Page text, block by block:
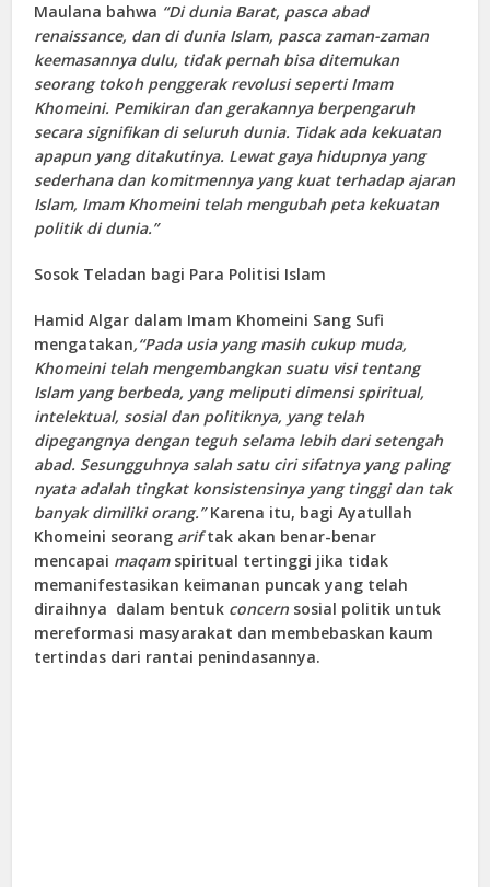
Maulana bahwa “Di dunia Barat, pasca abad
renaissance, dan di dunia Islam, pasca zaman-zaman
keemasannya dulu, tidak pernah bisa ditemukan
seorang tokoh penggerak revolusi seperti Imam
Khomeini. Pemikiran dan gerakannya berpengaruh
secara signifikan di seluruh dunia. Tidak ada kekuatan
apapun yang ditakutinya. Lewat gaya hidupnya yang
sederhana dan komitmennya yang kuat terhadap ajaran
Islam, Imam Khomeini telah mengubah peta kekuatan
politik di dunia.”
Sosok Teladan bagi Para Politisi Islam
Hamid Algar dalam Imam Khomeini Sang Sufi
mengatakan,“Pada usia yang masih cukup muda,
Khomeini telah mengembangkan suatu visi tentang
Islam yang berbeda, yang meliputi dimensi spiritual,
intelektual, sosial dan politiknya, yang telah
dipegangnya dengan teguh selama lebih dari setengah
abad. Sesungguhnya salah satu ciri sifatnya yang paling
nyata adalah tingkat konsistensinya yang tinggi dan tak
banyak dimiliki orang.”Karena itu, bagi Ayatullah
Khomeini seorang ariftak akan benar-benar
mencapai maqamspiritual tertinggi jika tidak
memanifestasikan keimanan puncak yang telah
diraihnya dalam bentuk concern sosial politik untuk
mereformasi masyarakat dan membebaskan kaum
tertindas dari rantai penindasannya.